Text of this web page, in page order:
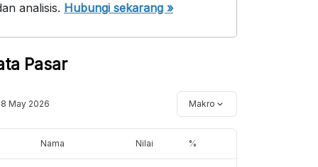
analisis. Hubungi sekarang »
Pasar
May 2026 Makro
Nama Nilai %